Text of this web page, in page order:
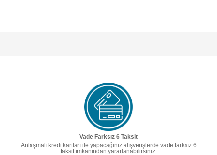
Vade Farksız 6 Taksit
Anlaşmalı kredi kartları ile yapacağınız alışverişlerde vade farksız 6
taksit imkanından yararlanabilirsiniz.